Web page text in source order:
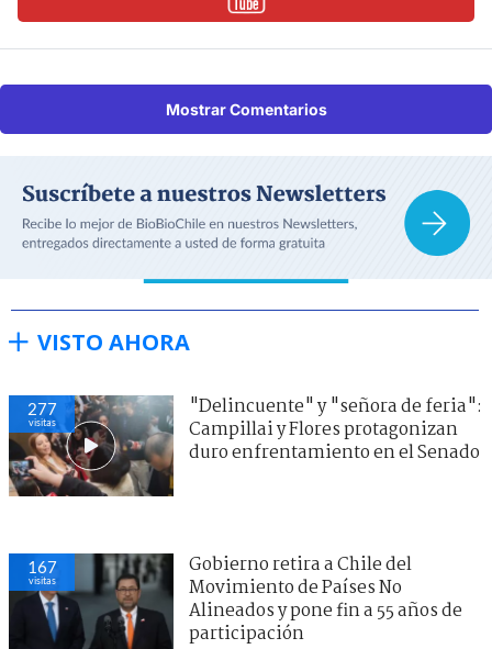
Mostrar Comentarios
VISTO AHORA
277
visitas
"Delincuente" y "señora de feria":
Campillai y Flores protagonizan
duro enfrentamiento en el Senado
167
visitas
Gobierno retira a Chile del
Movimiento de Países No
Alineados y pone fin a 55 años de
participación